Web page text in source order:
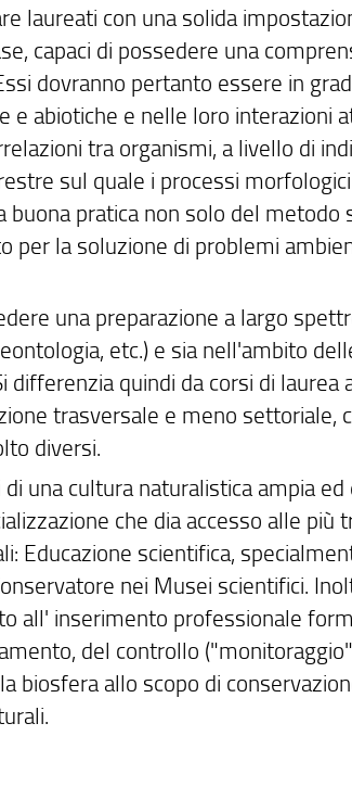
laureati con una solida
capaci di possedere una
dovranno pertanto essere in
abiotiche e nelle loro interazioni
tra organismi, a livello di
sul quale i processi
pratica non solo del metodo
per la soluzione di problemi
una preparazione a largo
etc.) e sia nell'ambito
differenzia quindi da corsi di laurea
trasversale e meno settoriale,
diversi.
una cultura naturalistica ampia ed
che dia accesso alle più
Educazione scientifica,
nei Musei scientifici.
all' inserimento professionale
del controllo
biosfera allo scopo di